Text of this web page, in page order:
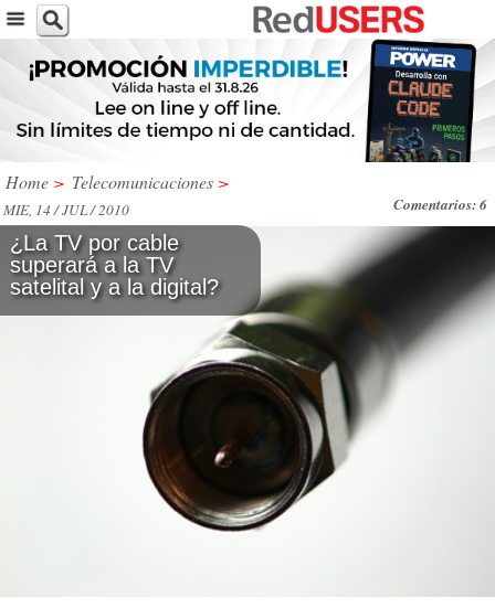
Home > Telecomunicaciones >
Comentarios: 6
MIE, 14 / JUL / 2010
¿La TV por cable
superará a la TV
satelital y a la digital?